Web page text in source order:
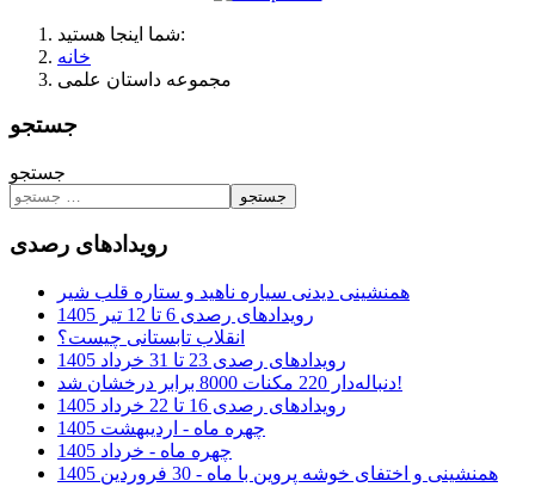
شما اینجا هستید:
خانه
مجموعه داستان علمی
جستجو
جستجو
جستجو
رویدادهای رصدی
همنشینی دیدنی سیاره ناهید و ستاره قلب شیر
رویدادهای رصدی 6 تا 12 تیر 1405
انقلاب تابستانی چیست؟
رویدادهای رصدی 23 تا 31 خرداد 1405
دنباله‌دار 220 مکنات 8000 برابر درخشان شد!
رویدادهای رصدی 16 تا 22 خرداد 1405
چهره ماه - اردیبهشت 1405
چهره ماه - خرداد 1405
همنشینی و اختفای خوشه پروین با ماه - 30 فروردین 1405